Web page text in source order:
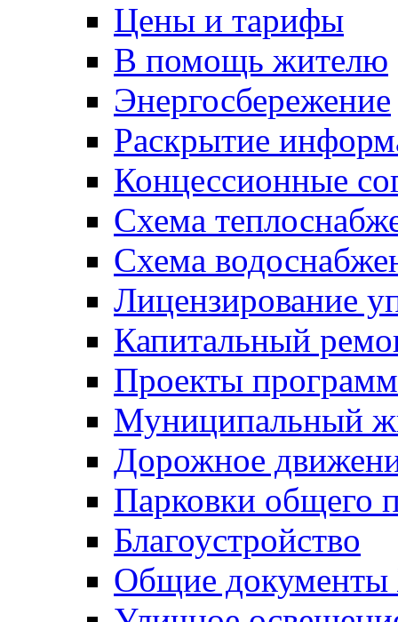
Цены и тарифы
В помощь жителю
Энергосбережение
Раскрытие
Концессионные
Схема
Схема
Лицензирование
Капитальный
Проекты программ
Муниципальный
Дорожное
Парковки общего
Благоустройство
Общие